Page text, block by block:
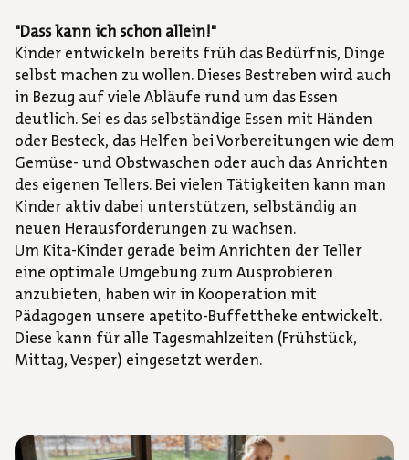
"Dass kann ich schon allein!"
Kinder entwickeln bereits früh das Bedürfnis, Dinge
selbst machen zu wollen. Dieses Bestreben wird auch
in Bezug auf viele Abläufe rund um das Essen
deutlich. Sei es das selbständige Essen mit Händen
oder Besteck, das Helfen bei Vorbereitungen wie dem
Gemüse- und Obstwaschen oder auch das Anrichten
des eigenen Tellers. Bei vielen Tätigkeiten kann man
Kinder aktiv dabei unterstützen, selbständig an
neuen Herausforderungen zu wachsen.
Um Kita-Kinder gerade beim Anrichten der Teller
eine optimale Umgebung zum Ausprobieren
anzubieten, haben wir in Kooperation mit
Pädagogen unsere apetito-Buffettheke entwickelt.
Diese kann für alle Tagesmahlzeiten (Frühstück,
Mittag, Vesper) eingesetzt werden.